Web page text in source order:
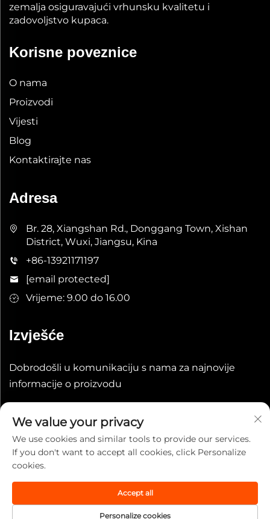
zemalja osiguravajući vrhunsku kvalitetu i
zadovoljstvo kupaca.
Korisne poveznice
O nama
Proizvodi
Vijesti
Blog
Kontaktirajte nas
Adresa
Br. 28, Xiangshan Rd., Donggang Town, Xishan
District, Wuxi, Jiangsu, Kina
+86-13921171197
[email protected]
Vrijeme: 9.00 do 16.00
Izvješće
Dobrodošli u komunikaciju s nama za najnovije
informacije o proizvodu
Autorska prava © 2025 China Wuxi Leeqian Int'l Co., Ltd. Sva
prava pridržana.Politika privatnosti
We value your privacy
We use cookies and similar tools to provide our services.
If you don't want to accept all cookies, click Personalize
cookies.
Personalize cookies
Accept all